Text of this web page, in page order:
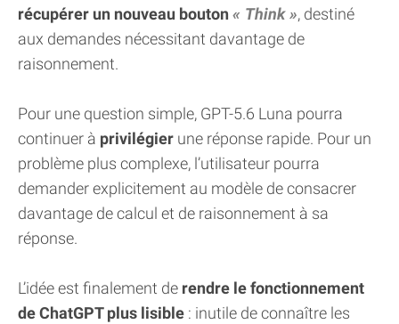
récupérer un nouveau bouton
Think
, destiné
aux demandes nécessitant davantage de
raisonnement.
Pour une question simple, GPT-5.6 Luna pourra
continuer à privilégier une réponse rapide. Pour un
problème plus complexe, l’utilisateur pourra
demander explicitement au modèle de consacrer
davantage de calcul et de raisonnement à sa
réponse.
L’idée est finalement de rendre le fonctionnement
de ChatGPT plus lisible : inutile de connaître les